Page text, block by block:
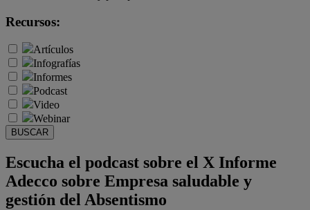
Recursos:
Artículos
Infografías
Informes
Podcast
Video
Webinar
BUSCAR
Escucha el podcast sobre el X Informe
Adecco sobre Empresa saludable y
gestión del Absentismo